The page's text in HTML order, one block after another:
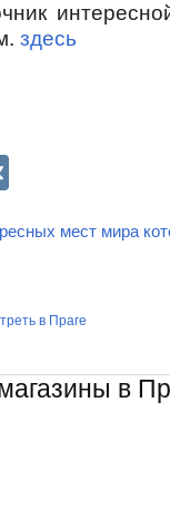
здесь
мест мира
в Праге
в